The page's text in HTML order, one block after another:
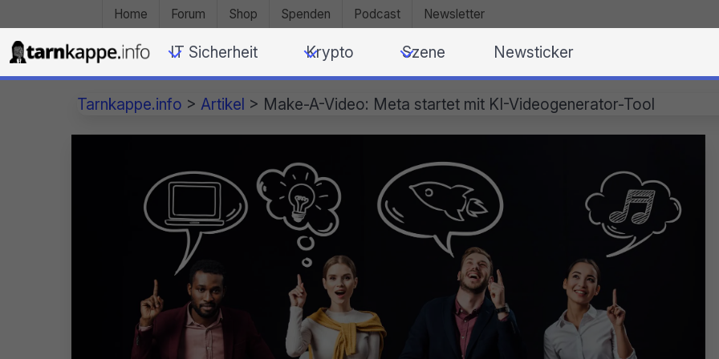
Home Forum Shop Spenden Podcast Newsletter
IT Sicherheit Krypto Szene Newsticker
Tarnkappe.info > Artikel > Make-A-Video: Meta startet mit KI-Videogenerator-Tool